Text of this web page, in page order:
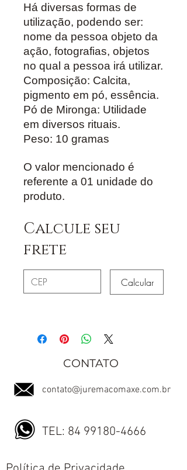
Há diversas formas de
utilização, podendo ser:
nome da pessoa objeto da
ação, fotografias, objetos
no qual a pessoa irá utilizar.
Composição: Calcita,
pigmento em pó, essência.
Pó de Mironga: Utilidade
em diversos rituais.
Peso: 10 gramas
O valor mencionado é
referente a 01 unidade do
produto.
Calcule seu
frete
Calcular
CONTATO
contato@juremacomaxe.com.br
TEL: 84 99180-4666